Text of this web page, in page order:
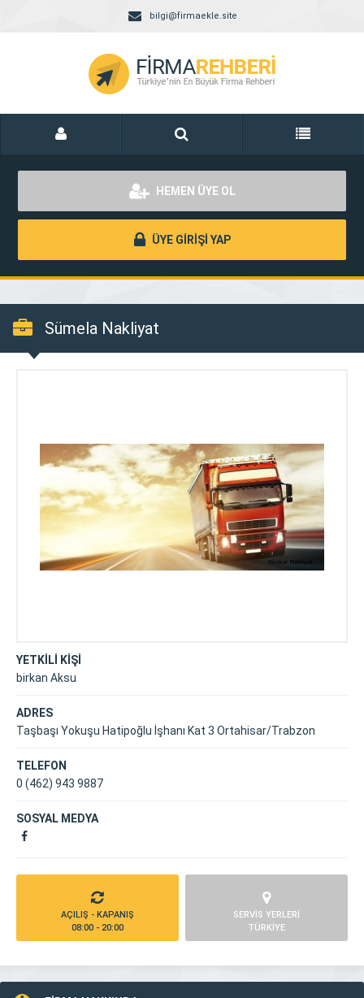
bilgi@firmaekle.site
HEMEN ÜYE OL
ÜYE GİRİŞİ YAP
Sümela Nakliyat
YETKİLİ KİŞİ
birkan Aksu
ADRES
Taşbaşı Yokuşu Hatipoğlu İşhanı Kat 3 Ortahisar/Trabzon
TELEFON
0 (462) 943 9887
SOSYAL MEDYA
AÇILIŞ - KAPANIŞ
08:00 - 20:00
SERVİS YERLERİ
TÜRKİYE